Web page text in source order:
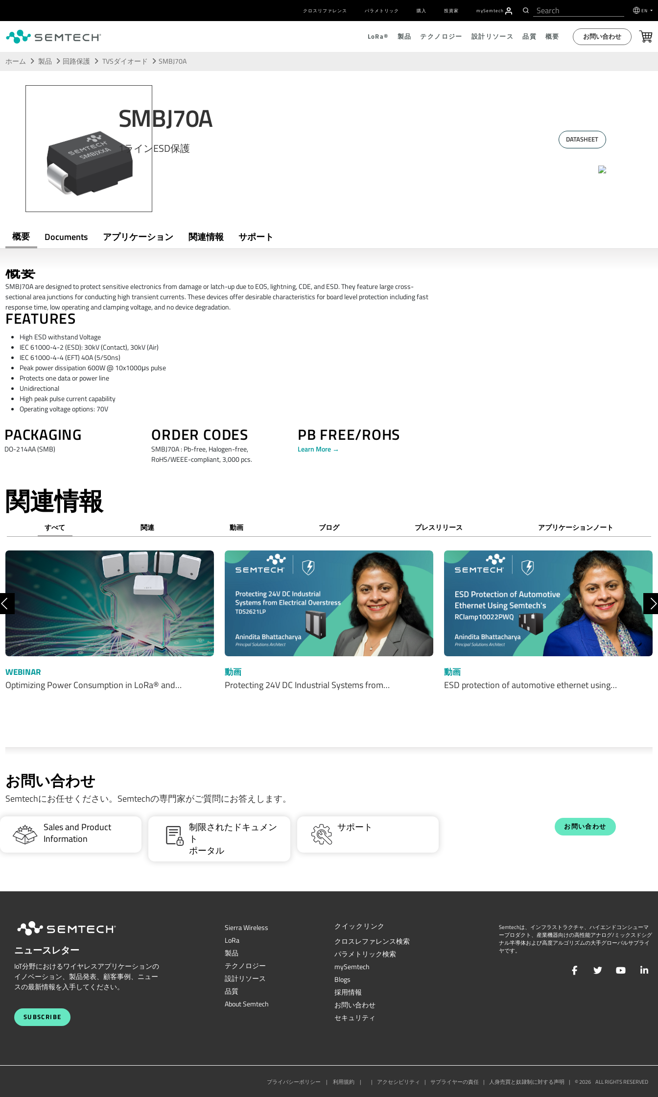
メインコンテンツにスキップ
クロスリファレンス パラメトリック 購入 投資家 mySemtech EN
LoRa® 製品 テクノロジー 設計リソース 品質 概要 お問い合わせ
ホーム 製品 回路保護 TVSダイオード SMBJ70A
SMBJ70A
1ラインESD保護
DATASHEET
概要 Documents アプリケーション 関連情報 サポート
概要
SMBJ70A are designed to protect sensitive electronics from damage or latch-up due to EOS, lightning, CDE, and ESD. They feature large cross-
sectional area junctions for conducting high transient currents. These devices offer desirable characteristics for board level protection including fast
response time, low operating and clamping voltage, and no device degradation.
FEATURES
High ESD withstand Voltage
IEC 61000-4-2 (ESD): 30kV (Contact), 30kV (Air)
IEC 61000-4-4 (EFT) 40A (5/50ns)
Peak power dissipation 600W @ 10x1000μs pulse
Protects one data or power line
Unidirectional
High peak pulse current capability
Operating voltage options: 70V
PACKAGING
DO-214AA (SMB)
ORDER CODES
SMBJ70A : Pb-free, Halogen-free,
RoHS/WEEE-compliant, 3,000 pcs.
PB FREE/ROHS
Learn More →
関連情報
すべて 関連 動画 ブログ プレスリリース アプリケーションノート
WEBINAR
Optimizing Power Consumption in LoRa® and…
動画
Protecting 24V DC Industrial Systems from…
動画
ESD protection of automotive ethernet using…
前へ
お問い合わせ
Semtechにお任せください。Semtechの専門家がご質問にお答えします。
Sales and Product
Information
制限されたドキュメン
ト
ポータル
サポート お問い合わせ
ニュースレター
IoT分野におけるワイヤレスアプリケーションの
イノベーション、製品発表、顧客事例、ニュー
スの最新情報を入手してください。
SUBSCRIBE
Sierra Wireless
LoRa
製品
テクノロジー
設計リソース
品質
About Semtech
クイックリンク
クロスレファレンス検索
パラメトリック検索
mySemtech
Blogs
採用情報
お問い合わせ
セキュリティ
Semtechは、インフラストラクチャ、ハイエンドコンシューマ
ープロダクト、産業機器向けの高性能アナログ/ミックスドシグ
ナル半導体および高度アルゴリズムの大手グローバルサプライ
ヤです。
FacebookTwitter
プライバシーポリシー | 利用規約 | | アクセシビリティ | サプライヤーの責任 | 人身売買と奴隷制に対する声明 | ©2026 ALL RIGHTS RESERVED